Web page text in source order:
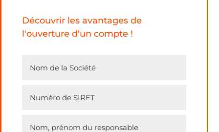
Découvrir les avantages de
l'ouverture d'un compte !